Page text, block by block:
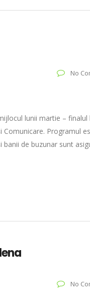
No
lunii martie – finalul
Programul
de buzunar sunt
No